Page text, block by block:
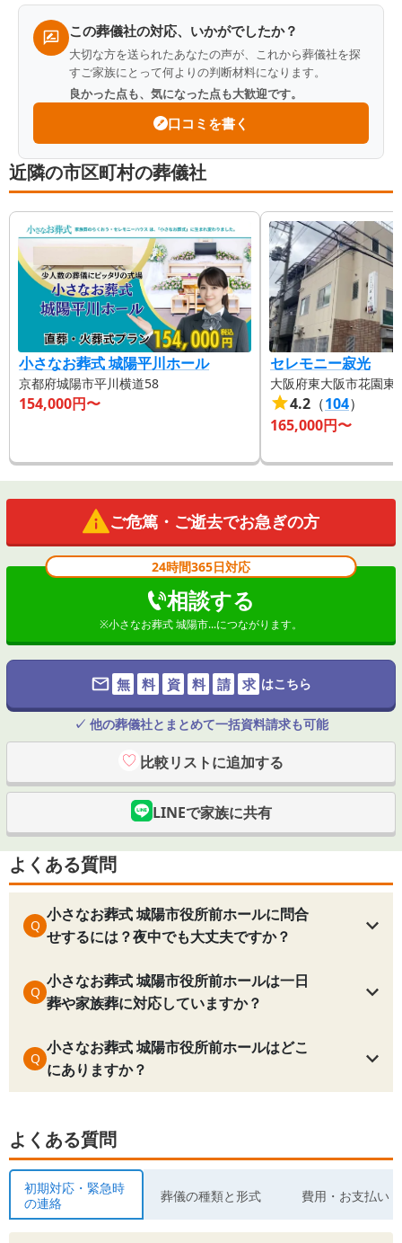
この葬儀社の対応、いかがでしたか？
大切な方を送られたあなたの声が、これから葬儀社を探
すご家族にとって何よりの判断材料になります。
良かった点も、気になった点も大歓迎です。
口コミを書く
近隣の市区町村の葬儀社
小さなお葬式 城陽平川ホール
京都府城陽市平川横道58
154,000円〜
セレモニー寂光
大阪府東大阪市花園東
4.2 （104）
165,000円〜
ご危篤・ご逝去でお急ぎの方
24時間365日対応
相談する
※小さなお葬式 城陽市...につながります。
無 料 資 料 請 求 はこちら
✓ 他の葬儀社とまとめて一括資料請求も可能
比較リストに追加する
LINEで家族に共有
よくある質問
Q
小さなお葬式 城陽市役所前ホールに問合
せするには？夜中でも大丈夫ですか？
Q
小さなお葬式 城陽市役所前ホールは一日
葬や家族葬に対応していますか？
Q
小さなお葬式 城陽市役所前ホールはどこ
にありますか？
よくある質問
初期対応・緊急時
の連絡
葬儀の種類と形式 費用・お支払い